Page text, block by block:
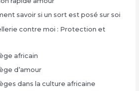
savoir si un sort est posé sur soi
contre moi : Protection et
africain
d’amour
dans la culture africaine